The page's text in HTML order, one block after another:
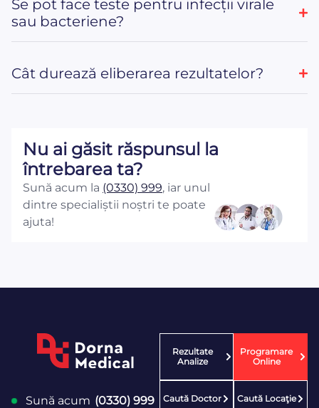
Se pot face teste pentru infecții virale
sau bacteriene?
Cât durează eliberarea rezultatelor?
Nu ai găsit răspunsul la
întrebarea ta?
Sună acum la (0330) 999, iar unul
dintre specialiștii noștri te poate
ajuta!
Sună acum (0330) 999
Rezultate
Analize
Programare
Online
Caută Doctor Caută Locaţie